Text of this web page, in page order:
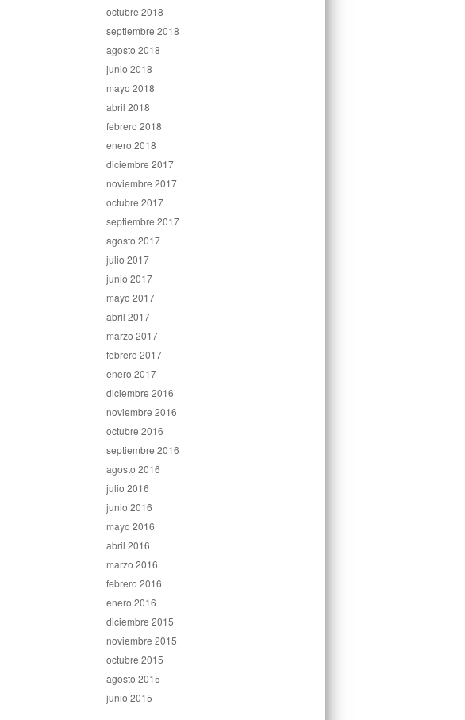
octubre 2018
septiembre 2018
agosto 2018
junio 2018
mayo 2018
abril 2018
febrero 2018
enero 2018
diciembre 2017
noviembre 2017
octubre 2017
septiembre 2017
agosto 2017
julio 2017
junio 2017
mayo 2017
abril 2017
marzo 2017
febrero 2017
enero 2017
diciembre 2016
noviembre 2016
octubre 2016
septiembre 2016
agosto 2016
julio 2016
junio 2016
mayo 2016
abril 2016
marzo 2016
febrero 2016
enero 2016
diciembre 2015
noviembre 2015
octubre 2015
agosto 2015
junio 2015